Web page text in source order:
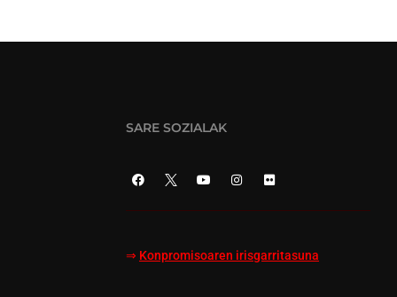
SARE SOZIALAK
⇒ Konpromisoaren irisgarritasuna